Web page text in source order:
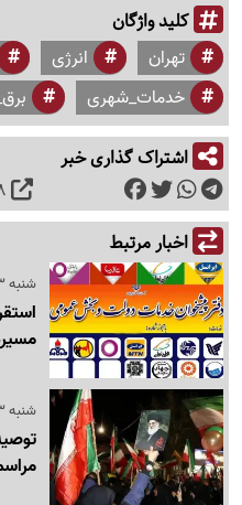
کلید واژگان
تهران انرژی
خدمات_شهری
اشتراک گذاری خبر
اخبار مرتبط
شنبه 1405/04/13 ساعت 09:05
شنبه 1405/04/13 ساعت 06:00